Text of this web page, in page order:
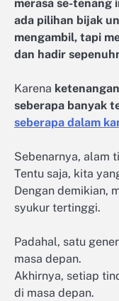
merasa se-tenang
ada pilihan bijak
mengambil, tapi
dan hadir
Karena
seberapa banyak
seberapa dalam
Sebenarnya, alam
Tentu saja, kita
Dengan demikian,
syukur tertinggi.
Padahal, satu
masa depan.
Akhirnya, setiap
di masa depan.